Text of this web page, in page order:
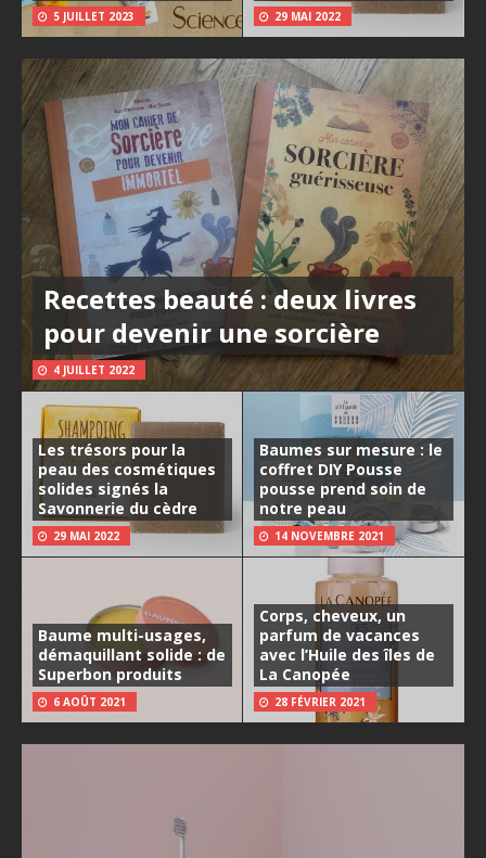
5 JUILLET 2023 29 MAI 2022
Recettes beauté : deux livres
pour devenir une sorcière
4 JUILLET 2022
Les trésors pour la
peau des cosmétiques
solides signés la
Savonnerie du cèdre
29 MAI 2022
Baumes sur mesure : le
coffret DIY Pousse
pousse prend soin de
notre peau
14 NOVEMBRE 2021
Baume multi-usages,
démaquillant solide : de
Superbon produits
6 AOÛT 2021
Corps, cheveux, un
parfum de vacances
avec l’Huile des îles de
La Canopée
28 FÉVRIER 2021